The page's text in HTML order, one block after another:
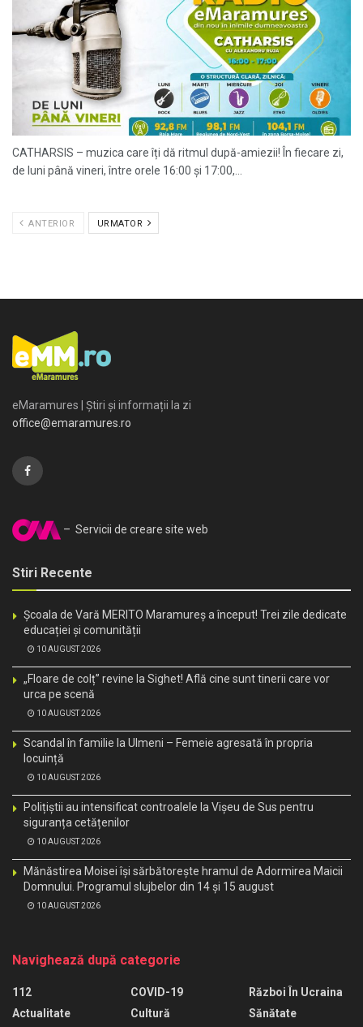
CATHARSIS – muzica care îți dă ritmul după-amiezii! În fiecare zi,
de luni până vineri, între orele 16:00 și 17:00,...
ANTERIOR URMATOR
eMaramures | Știri și informații la zi
office@emaramures.ro
– Servicii de creare site web
Stiri Recente
Școala de Vară MERITO Maramureș a început! Trei zile dedicate
educației și comunității
10 AUGUST 2026
„Floare de colț” revine la Sighet! Află cine sunt tinerii care vor
urca pe scenă
10 AUGUST 2026
Scandal în familie la Ulmeni – Femeie agresată în propria
locuință
10 AUGUST 2026
Polițiștii au intensificat controalele la Vișeu de Sus pentru
siguranța cetățenilor
10 AUGUST 2026
Mănăstirea Moisei își sărbătorește hramul de Adormirea Maicii
Domnului. Programul slujbelor din 14 și 15 august
10 AUGUST 2026
Navighează după categorie
112
Actualitate
COVID-19
Cultură
Război În Ucraina
Sănătate